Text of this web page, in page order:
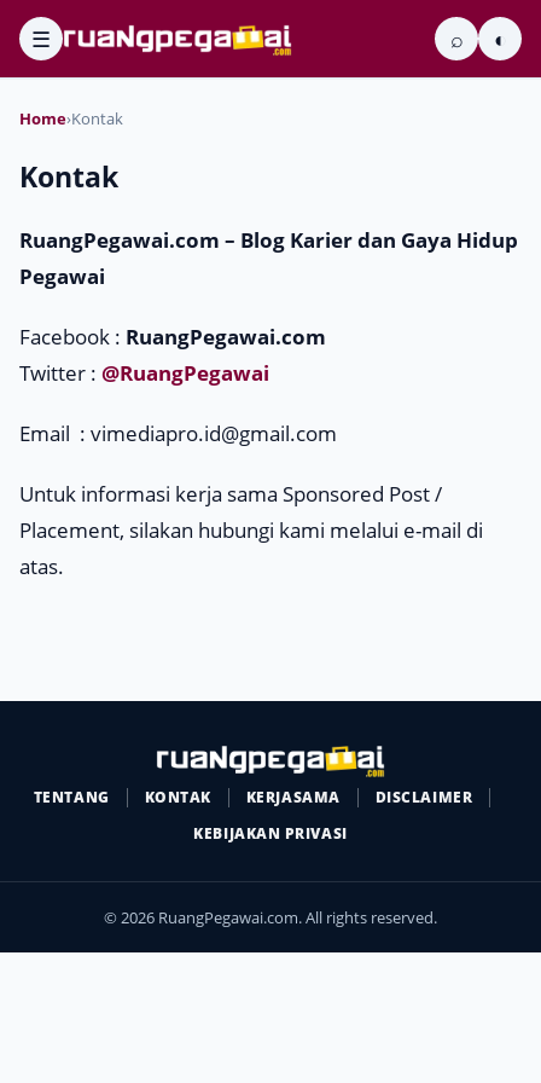
☰ ⌕ ◐
Home›Kontak
Kontak
RuangPegawai.com – Blog Karier dan Gaya Hidup
Pegawai
Facebook : RuangPegawai.com
Twitter : @RuangPegawai
Email : vimediapro.id@gmail.com
Untuk informasi kerja sama Sponsored Post /
Placement, silakan hubungi kami melalui e-mail di
atas.
TENTANG KONTAK KERJASAMA
DISCLAIMER
KEBIJAKAN PRIVASI
© 2026 RuangPegawai.com. All rights reserved.